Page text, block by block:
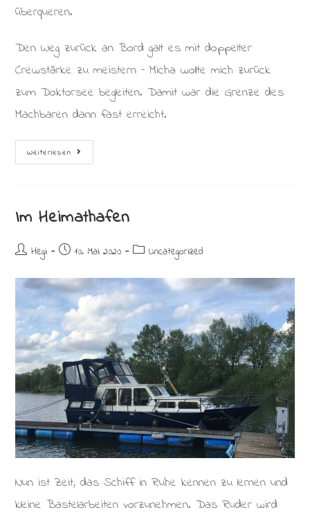
überqueren.
Den Weg zurück an Bord galt es mit doppelter
Crewstärke zu meistern – Micha wollte mich zurück
zum Doktorsee begleiten. Damit war die Grenze des
Machbaren dann fast erreicht.
Weiterlesen Ankern
Vor
Im Heimathafen
Beitrags-
Hegi
Beitrag10. Mai 2020
Beitrags-
Uncategorized
Nun ist Zeit, das Schiff in Ruhe kennen zu lernen und
kleine Bastelarbeiten vorzunehmen. Das Ruder wird